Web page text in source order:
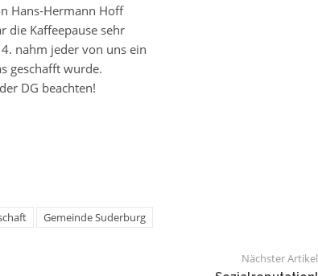
Hans-Hermann Hoff
die Kaffeepause sehr
nahm jeder von uns ein
geschafft wurde.
DG beachten!
Gemeinde Suderburg
Nächster Artikel